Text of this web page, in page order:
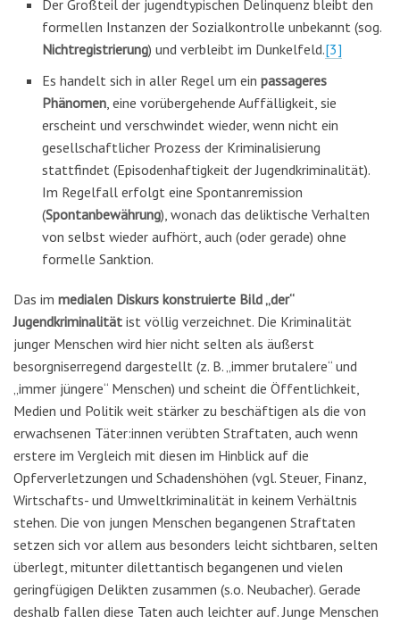
Der Großteil der jugendtypischen Delinquenz bleibt den
formellen Instanzen der Sozialkontrolle unbekannt (sog.
Nichtregistrierung) und verbleibt im Dunkelfeld.[3]
Es handelt sich in aller Regel um ein passageres
Phänomen, eine vorübergehende Auffälligkeit, sie
erscheint und verschwindet wieder, wenn nicht ein
gesellschaftlicher Prozess der Kriminalisierung
stattfindet (Episodenhaftigkeit der Jugendkriminalität).
Im Regelfall erfolgt eine Spontanremission
(Spontanbewährung), wonach das deliktische Verhalten
von selbst wieder aufhört, auch (oder gerade) ohne
formelle Sanktion.
Das im medialen Diskurs konstruierte Bild „der“
Jugendkriminalität ist völlig verzeichnet. Die Kriminalität
junger Menschen wird hier nicht selten als äußerst
besorgniserregend dargestellt (z. B. „immer brutalere“ und
„immer jüngere“ Menschen) und scheint die Öffentlichkeit,
Medien und Politik weit stärker zu beschäftigen als die von
erwachsenen Täter:innen verübten Straftaten, auch wenn
erstere im Vergleich mit diesen im Hinblick auf die
Opferverletzungen und Schadenshöhen (vgl. Steuer, Finanz,
Wirtschafts- und Umweltkriminalität in keinem Verhältnis
stehen. Die von jungen Menschen begangenen Straftaten
setzen sich vor allem aus besonders leicht sichtbaren, selten
überlegt, mitunter dilettantisch begangenen und vielen
geringfügigen Delikten zusammen (s.o. Neubacher). Gerade
deshalb fallen diese Taten auch leichter auf. Junge Menschen